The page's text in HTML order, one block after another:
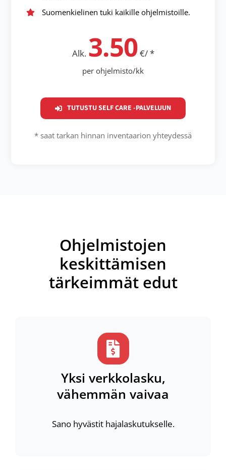
Suomenkielinen tuki kaikille ohjelmistoille.
Alk. 3.50€/ *
per ohjelmisto/kk
TUTUSTU SELF CARE -PALVELUUN
* saat tarkan hinnan inventaarion yhteydessä
Ohjelmistojen
keskittämisen
tärkeimmät edut
Yksi verkkolasku,
vähemmän vaivaa
Sano hyvästit hajalaskutukselle.